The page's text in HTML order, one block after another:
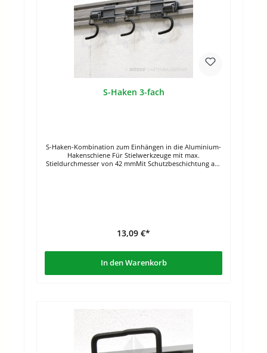
S-Haken 3-fach
S-Haken-Kombination zum Einhängen in die Aluminium-
Hakenschiene Für Stielwerkzeuge mit max.
Stieldurchmesser von 42 mmMit Schutzbeschichtung aus
13,09 €*
In den Warenkorb